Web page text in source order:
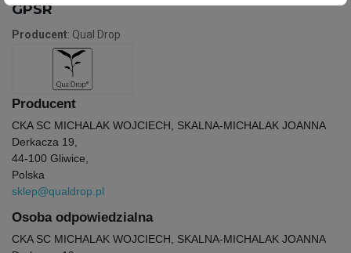
GPSR
Producent: Qual Drop
Producent
CKA SC MICHALAK WOJCIECH, SKALNA-MICHALAK JOANNA
Derkacza 19,
44-100 Gliwice,
Polska
sklep@qualdrop.pl
Osoba odpowiedzialna
CKA SC MICHALAK WOJCIECH, SKALNA-MICHALAK JOANNA